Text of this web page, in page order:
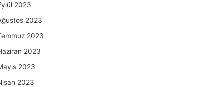
2023
2023
2023
2023
2023
2023